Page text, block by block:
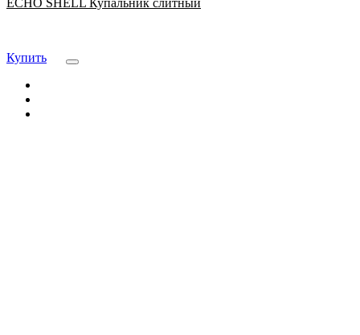
ECHO SHELL Купальник слитный
Купить